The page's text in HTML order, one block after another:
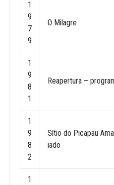
1
9
7
9
O Milagre
1
9
8
1
Reapertura –
1
9
8
2
Sítio do Picapau
iado
1